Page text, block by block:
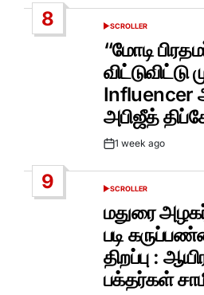
8
POSTED
IN
SCROLLER
“மோடி
விட்டுவிட்டு
Influencer
அபிஜீத்
Post1 week ago
9
POSTED
SCROLLER
மதுரை
படி
திறப்பு :
பக்தர்கள்